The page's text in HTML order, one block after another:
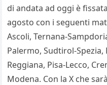
di andata ad oggi è
agosto con i seguenti
Ascoli, Ternana-
Palermo, Sudtirol-
Reggiana, Pisa-Lecco,
Modena. Con la X che